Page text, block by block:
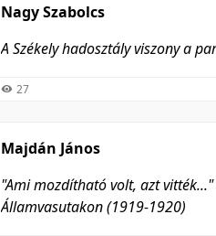
Nagy Szabolcs
A Székely hadosztály viszony a
27
Majdán János
"Ami mozdítható volt, azt
Államvasutakon (1919-1920)